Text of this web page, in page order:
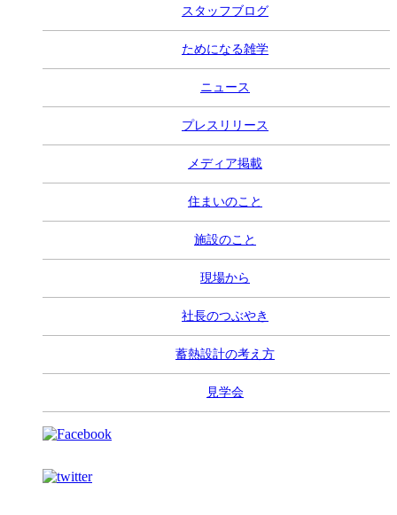
スタッフブログ
ためになる雑学
ニュース
プレスリリース
メディア掲載
住まいのこと
施設のこと
現場から
社長のつぶやき
蓄熱設計の考え方
見学会